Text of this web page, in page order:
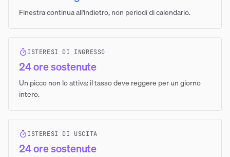
Finestra continua all'indietro, non periodi di calendario.
ISTERESI DI INGRESSO
24 ore sostenute
Un picco non lo attiva: il tasso deve reggere per un giorno
intero.
ISTERESI DI USCITA
24 ore sostenute